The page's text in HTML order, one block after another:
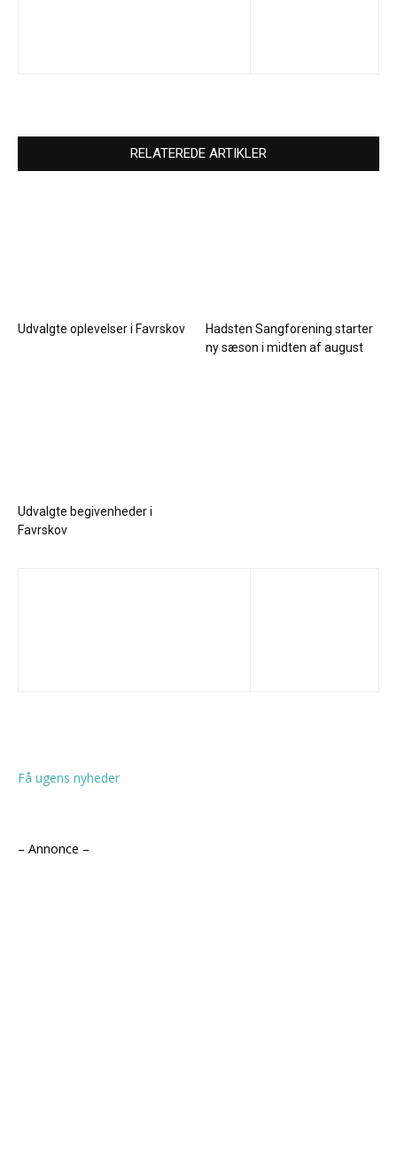
RELATEREDE ARTIKLER
Udvalgte oplevelser i Favrskov
Hadsten Sangforening starter
ny sæson i midten af august
Udvalgte begivenheder i
Favrskov
Få ugens nyheder
– Annonce –